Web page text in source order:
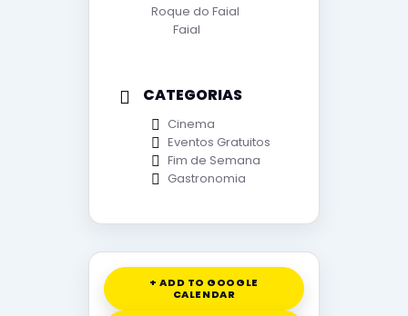
Roque do Faial
Faial
CATEGORIAS
Cinema
Eventos Gratuitos
Fim de Semana
Gastronomia
+ ADD TO GOOGLE
CALENDAR